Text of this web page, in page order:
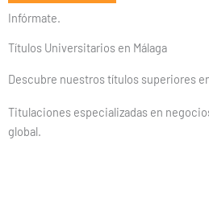
Infórmate.
Títulos Universitarios en Málaga
Descubre nuestros títulos superiores
Titulaciones especializadas en
global.